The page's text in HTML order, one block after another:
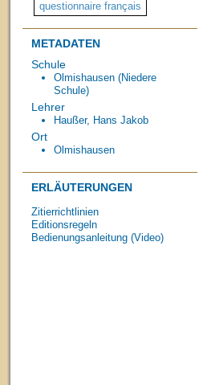
METADATEN
Schule
Olmishausen (Niedere
Schule)
Lehrer
Haußer, Hans Jakob
Ort
Olmishausen
ERLÄUTERUNGEN
Zitierrichtlinien
Editionsregeln
Bedienungsanleitung (Video)